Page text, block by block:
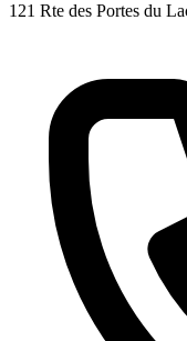
121 Rte des Portes du